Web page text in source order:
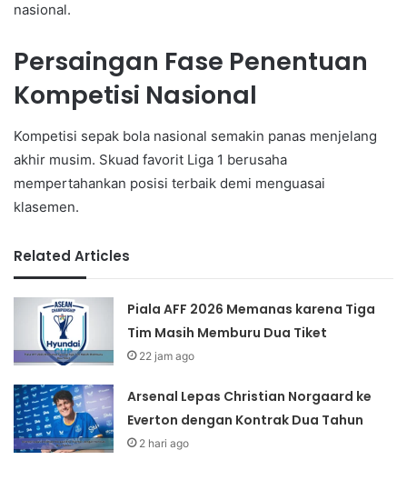
nasional.
Persaingan Fase Penentuan
Kompetisi Nasional
Kompetisi sepak bola nasional semakin panas menjelang
akhir musim. Skuad favorit Liga 1 berusaha
mempertahankan posisi terbaik demi menguasai
klasemen.
Related Articles
Piala AFF 2026 Memanas karena Tiga
Tim Masih Memburu Dua Tiket
22 jam ago
Arsenal Lepas Christian Norgaard ke
Everton dengan Kontrak Dua Tahun
2 hari ago